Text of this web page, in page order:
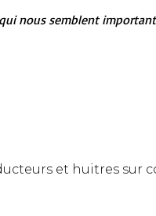
nous semblent
et huitres sur